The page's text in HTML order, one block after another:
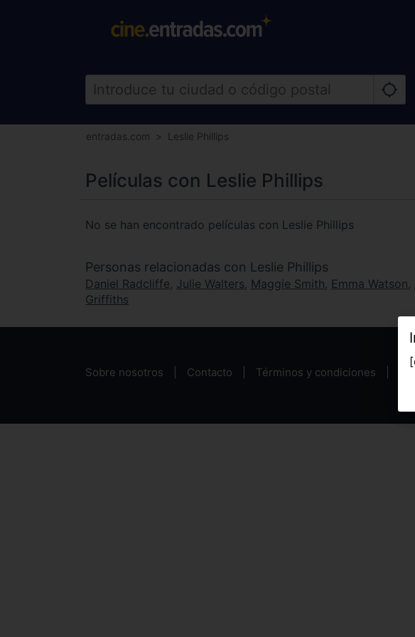
entradas.com Leslie Phillips
Películas con Leslie Phillips
No se han encontrado películas con Leslie Phillips
Personas relacionadas con Leslie Phillips
Daniel Radcliffe, Julie Walters, Maggie Smith, Emma Watson,
Griffiths
Sobre nosotros Contacto Términos y condiciones